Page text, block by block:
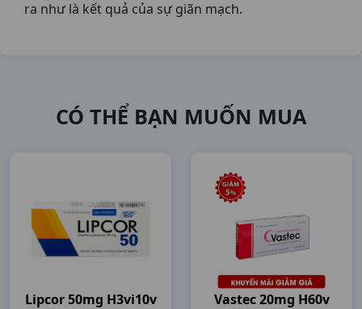
ra như là kết quả của sự giãn mạch.
CÓ THỂ BẠN MUỐN MUA
Lipcor 50mg H3vi10v
Vastec 20mg H60v